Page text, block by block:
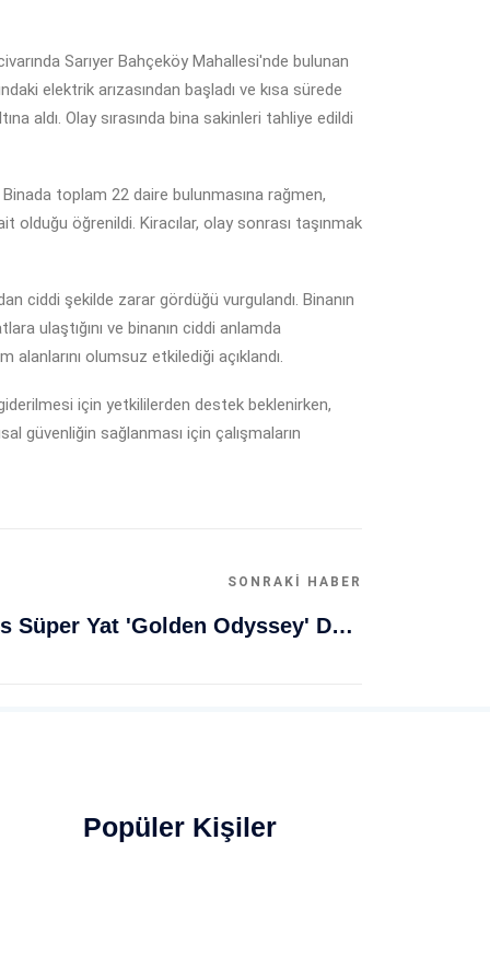
Sarıyer Bahçeköy Mahallesi'nde bulunan
elektrik arızasından başladı ve kısa sürede
aldı. Olay sırasında bina sakinleri tahliye edildi
Binada toplam 22 daire bulunmasına rağmen,
olduğu öğrenildi. Kiracılar, olay sonrası taşınmak
ciddi şekilde zarar gördüğü vurgulandı. Binanın
ulaştığını ve binanın ciddi anlamda
alanlarını olumsuz etkilediği açıklandı.
için yetkililerden destek beklenirken,
güvenliğin sağlanması için çalışmaların
SONRAKI HABER
Muğla Bodrum'da Lüks Süper Yat 'Golden Odyssey' Demirledi
Popüler Kişiler